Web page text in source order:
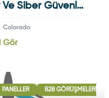
Siber Güvenlik
Colorado
Gör
PANELLER B2B GÖRÜŞMELERI